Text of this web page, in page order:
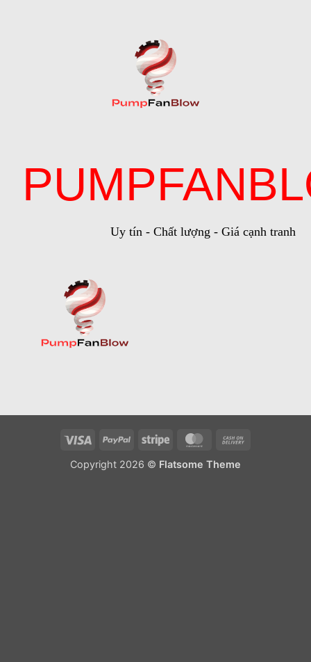
Uy tín - Chất lượng - Giá cạnh tranh
Visa PayPal Stripe MasterCard
Copyright 2026 © Flatsome Theme